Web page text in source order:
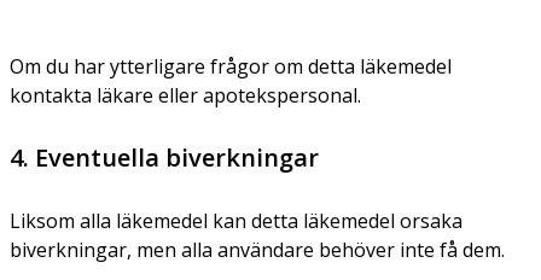
Om du har ytterligare frågor om detta läkemedel
kontakta läkare eller apotekspersonal.
4. Eventuella biverkningar
Liksom alla läkemedel kan detta läkemedel orsaka
biverkningar, men alla användare behöver inte få dem.